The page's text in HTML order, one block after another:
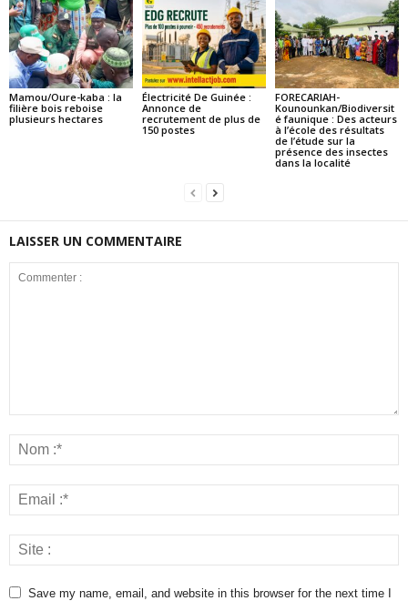
Mamou/Oure-kaba : la
filière bois reboise
plusieurs hectares
Électricité De Guinée :
Annonce de
recrutement de plus de
150 postes
FORECARIAH-
Kounounkan/Biodiversit
é faunique : Des acteurs
à l’école des résultats
de l’étude sur la
présence des insectes
dans la localité
LAISSER UN COMMENTAIRE
Save my name, email, and website in this browser for the next time I